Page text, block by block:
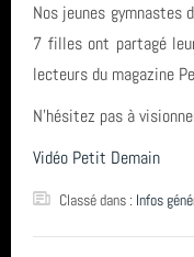
Nos jeunes gymnastes
7 filles ont partagé
lecteurs du magazine
N'hésitez pas à
Vidéo Petit Demain
Classé dans : Infos